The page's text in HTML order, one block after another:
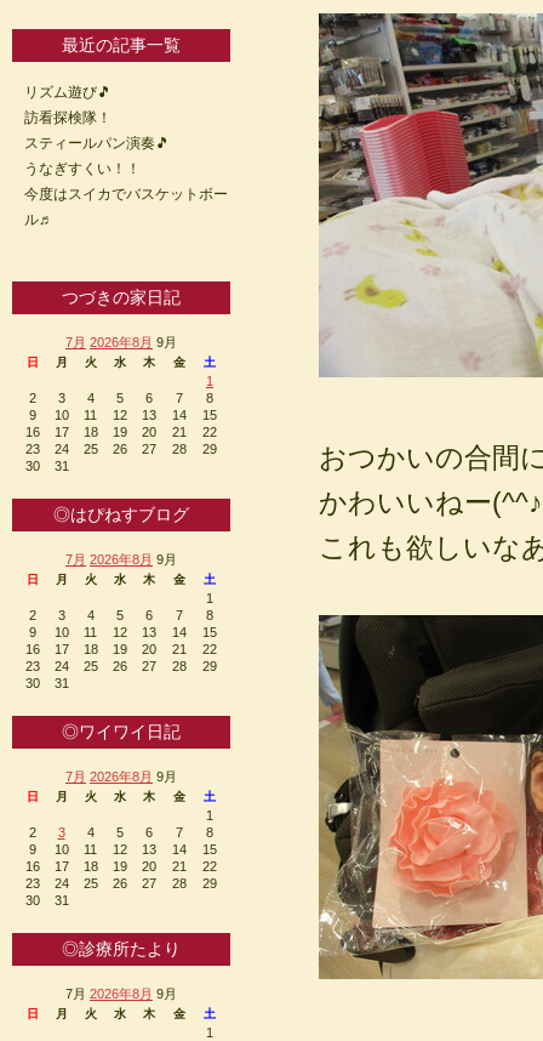
おつかいの合間
かわいいねー(^^♪
これも欲しいな
最近の記事一覧
リズム遊び🎵
訪看探検隊！
スティールパン演奏🎵
うなぎすくい！！
今度はスイカでバスケットボー
ル♬
つづきの家日記
7月 2026年8月 9月
日 月 火 水 木 金 土
1
2
3 4 5 6 7
8
9
10 11 12 13 14
15
16
17 18 19 20 21
22
23
24 25 26 27 28
29
30
31
◎はぴねすブログ
7月 2026年8月 9月
日 月 火 水 木 金 土
1
2
3 4 5 6 7
8
9
10 11 12 13 14
15
16
17 18 19 20 21
22
23
24 25 26 27 28
29
30
31
◎ワイワイ日記
7月 2026年8月 9月
日 月 火 水 木 金 土
1
2
3 4 5 6 7
8
9
10 11 12 13 14
15
16
17 18 19 20 21
22
23
24 25 26 27 28
29
30
31
◎診療所たより
7月 2026年8月 9月
日 月 火 水 木 金 土
1